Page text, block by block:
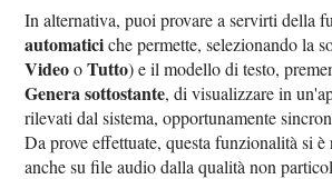
In alternativa, puoi provare a servirti della
automaticiche permette, selezionando la
VideooTutto) e il modello di testo,
Genera sottostante, di visualizzare in
rilevati dal sistema, opportunamente
Da prove effettuate, questa funzionalità si è
anche su file audio dalla qualità non